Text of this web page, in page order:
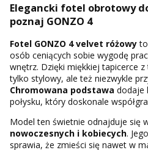
Elegancki fotel obrotowy
poznaj GONZO 4
Fotel GONZO 4 velvet różowy
osób ceniących sobie wygodę
wnętrz. Dzięki miękkiej tapicerce
tylko stylowy, ale też niezwykle
Chromowana podstawa dodaje
połysku, który doskonale
Model ten świetnie odnajduje się
nowoczesnych i kobiecych.
sprawia, że zmieści się nawet w